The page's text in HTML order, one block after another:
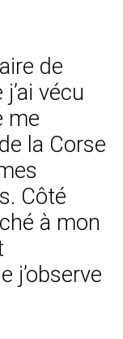
de
vécu
me
la Corse
Côté
à mon
j’observe